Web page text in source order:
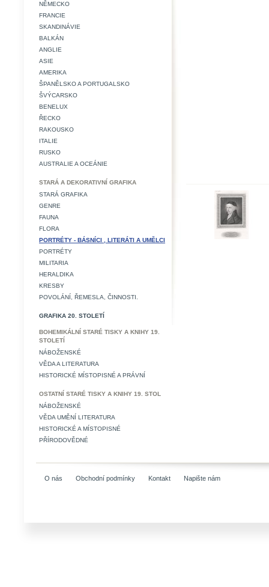
NĚMECKO
FRANCIE
SKANDINÁVIE
BALKÁN
ANGLIE
ASIE
AMERIKA
ŠPANĚLSKO A PORTUGALSKO
ŠVÝCARSKO
BENELUX
ŘECKO
RAKOUSKO
ITALIE
RUSKO
AUSTRALIE A OCEÁNIE
STARÁ A DEKORATIVNÍ GRAFIKA
STARÁ GRAFIKA
GENRE
FAUNA
FLORA
PORTRÉTY - BÁSNÍCI , LITERÁTI A UMĚLCI
PORTRÉTY
MILITARIA
HERALDIKA
KRESBY
POVOLÁNÍ, ŘEMESLA, ČINNOSTI.
GRAFIKA 20. STOLETÍ
BOHEMIKÁLNÍ STARÉ TISKY A KNIHY 19.
STOLETÍ
NÁBOŽENSKÉ
VĚDA A LITERATURA
HISTORICKÉ MÍSTOPISNÉ A PRÁVNÍ
OSTATNÍ STARÉ TISKY A KNIHY 19. STOL
NÁBOŽENSKÉ
VĚDA UMĚNÍ LITERATURA
HISTORICKÉ A MÍSTOPISNÉ
PŘÍRODOVĚDNÉ
O nás Obchodní podmínky Kontakt Napište nám